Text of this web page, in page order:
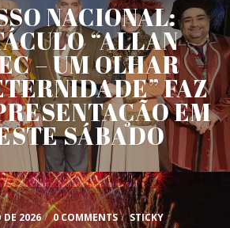
NACIONAL:
“ALLAN
– UM OLHAR
FAZ
EM
SÁBADO
DE 2026 / 0 COMMENTS / STICKY